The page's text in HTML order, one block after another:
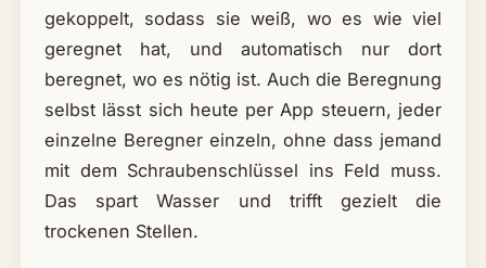
gekoppelt, sodass sie weiß, wo es wie viel
geregnet hat, und automatisch nur dort
beregnet, wo es nötig ist. Auch die Beregnung
selbst lässt sich heute per App steuern, jeder
einzelne Beregner einzeln, ohne dass jemand
mit dem Schraubenschlüssel ins Feld muss.
Das spart Wasser und trifft gezielt die
trockenen Stellen.